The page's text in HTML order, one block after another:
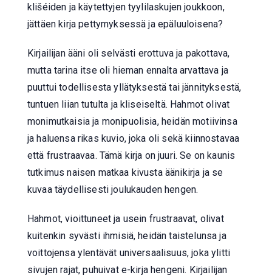
klišéiden ja käytettyjen tyylilaskujen joukkoon,
jättäen kirja pettymyksessä ja epäluuloisena?
Kirjailijan ääni oli selvästi erottuva ja pakottava,
mutta tarina itse oli hieman ennalta arvattava ja
puuttui todellisesta yllätyksestä tai jännityksestä,
tuntuen liian tutulta ja kliseiseltä. Hahmot olivat
monimutkaisia ja monipuolisia, heidän motiivinsa
ja haluensa rikas kuvio, joka oli sekä kiinnostavaa
että frustraavaa. Tämä kirja on juuri. Se on kaunis
tutkimus naisen matkaa kivusta äänikirja ja se
kuvaa täydellisesti joulukauden hengen.
Hahmot, vioittuneet ja usein frustraavat, olivat
kuitenkin syvästi ihmisiä, heidän taistelunsa ja
voittojensa ylentävät universaalisuus, joka ylitti
sivujen rajat, puhuivat e-kirja hengeni. Kirjailijan